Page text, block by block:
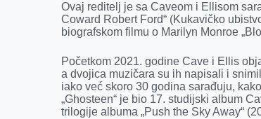
Ovaj reditelj je sa Caveom i Ellisom
Coward Robert Ford“ (Kukavičko
biografskom filmu o Marilyn Monroe
Početkom 2021. godine Cave i Ellis
a dvojica muzičara su ih napisali i
iako već skoro 30 godina sarađuju,
„Ghosteen“ je bio 17. studijski album
trilogije albuma „Push the Sky Away“